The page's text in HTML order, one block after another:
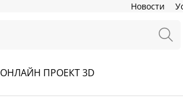
Новости
ОНЛАЙН ПРОЕКТ 3D